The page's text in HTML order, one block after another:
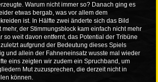
Warum nicht immer so? Danach ging es
etwas bergab, was vor allem dem
ist. In Hälfte zwei änderte sich das Bild
der Stimmungsblock kam einfach nicht mehr
so weit davon entfernt, das Potential der Tribüne
aufgrund der Bedeutung dieses Spiels
und allein der Fahneneinsatz wusste mal wieder
eins zeigten wir zudem ein Spruchband, um
Mut zuzusprechen, die derzeit nicht in
können.